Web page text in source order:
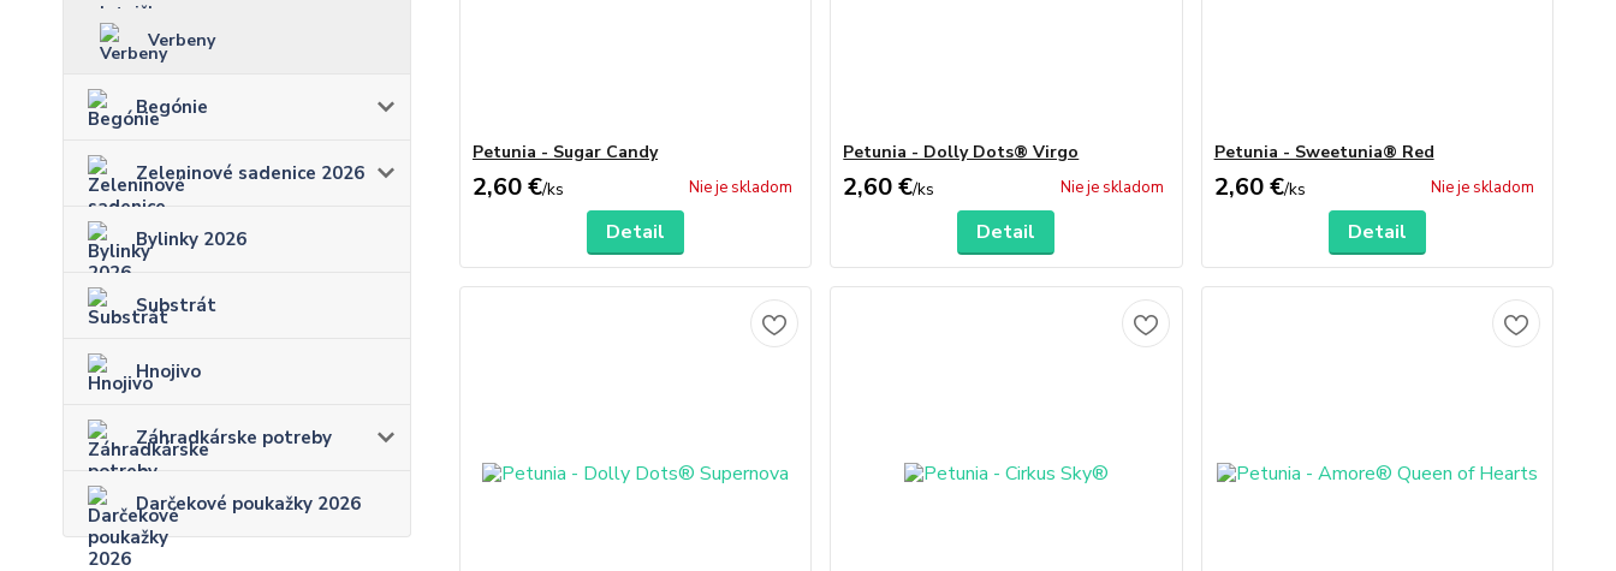
Verbeny
Begónie
Zeleninové sadenice 2026
Bylinky 2026
Substrát
Hnojivo
Záhradkárske potreby
Darčekové poukažky 2026
Petunia - Sugar Candy
2,60 €/ks Nie je skladom
Detail
Petunia - Dolly Dots® Virgo
2,60 €/ks Nie je skladom
Detail
Petunia - Sweetunia® Red
2,60 €/ks Nie je skladom
Detail